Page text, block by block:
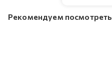
Рекомендуем посмотреть